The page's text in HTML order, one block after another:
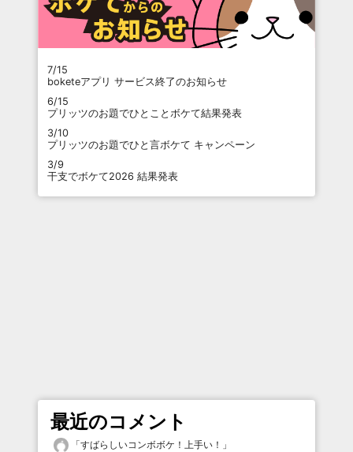
7/15
boketeアプリ サービス終了のお知らせ
6/15
プリッツのお題でひとことボケて結果発表
3/10
プリッツのお題でひと言ボケて キャンペーン
3/9
干支でボケて2026 結果発表
最近のコメント
「すばらしいコンボボケ！上手い！ 」